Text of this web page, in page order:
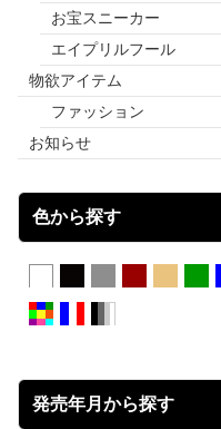
お宝スニーカー
エイプリルフール
物欲アイテム
ファッション
お知らせ
色から探す
発売年月から探す